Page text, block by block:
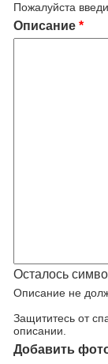
Пожалуйста
Описание *
Осталось
Описание не
Защититесь от
описании.
Добавить